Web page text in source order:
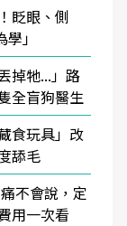
眨眼、側
」
掉牠...」路
全盲狗醫生
食玩具」改
舔毛
不會說，定
用一次看